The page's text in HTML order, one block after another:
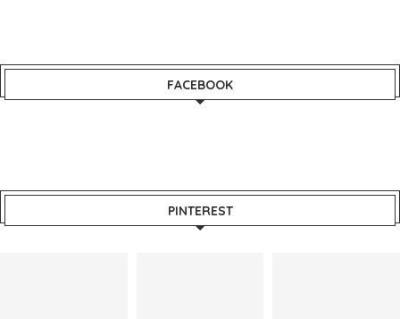
FACEBOOK
PINTEREST